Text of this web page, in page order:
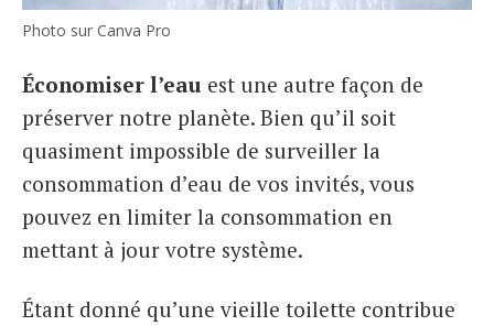
Photo sur Canva Pro
Économiser l’eau est une autre façon de
préserver notre planète. Bien qu’il soit
quasiment impossible de surveiller la
consommation d’eau de vos invités, vous
pouvez en limiter la consommation en
mettant à jour votre système.
Étant donné qu’une vieille toilette contribue